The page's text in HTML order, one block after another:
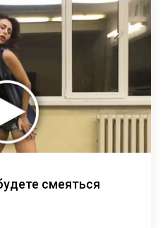
смеяться